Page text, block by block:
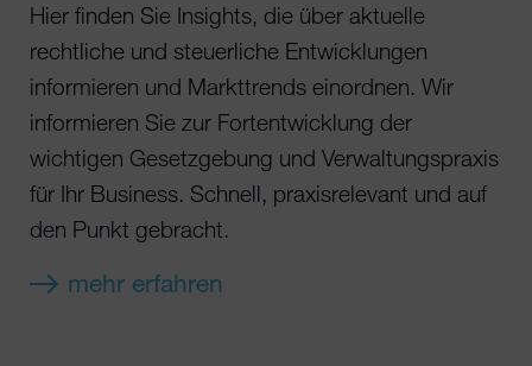
Hier finden Sie Insights, die über aktuelle
rechtliche und steuerliche Entwicklungen
informieren und Markttrends einordnen. Wir
informieren Sie zur Fortentwicklung der
wichtigen Gesetzgebung und Verwaltungspraxis
für Ihr Business. Schnell, praxisrelevant und auf
den Punkt gebracht.
mehr erfahren